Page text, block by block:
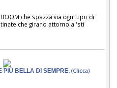
che spazza via ogni tipo di
che girano attorno a 'sti
PIÙ BELLA DI SEMPRE. (Clicca)